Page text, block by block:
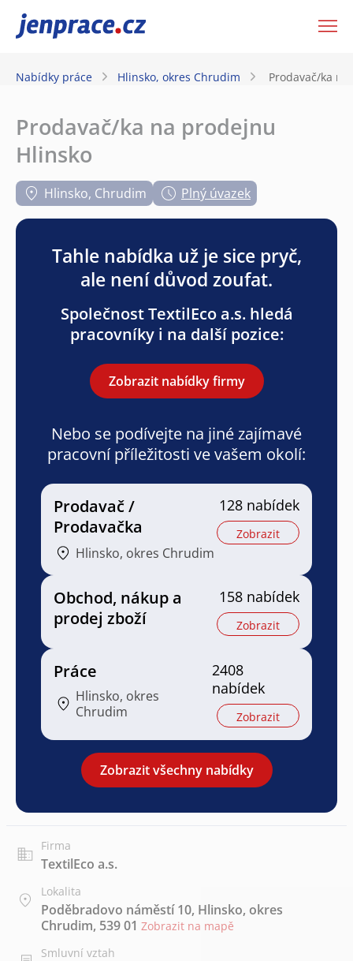
JenPráce.cz
Nabídky práce Hlinsko, okres Chrudim Prodavač/ka
Prodavač/ka na prodejnu
Hlinsko
Hlinsko, Chrudim Plný úvazek
Tahle nabídka už je sice pryč,
ale není důvod zoufat.
Společnost TextilEco a.s. hledá
pracovníky i na další pozice:
Zobrazit nabídky firmy
Nebo se podívejte na jiné zajímavé
pracovní příležitosti ve vašem okolí:
Prodavač /
Prodavačka
Hlinsko, okres Chrudim
128 nabídek
Zobrazit
Obchod, nákup a
prodej zboží
158 nabídek
Zobrazit
Práce
Hlinsko, okres
Chrudim
2408
nabídek
Zobrazit
Zobrazit všechny nabídky
Firma
TextilEco a.s.
Lokalita
Poděbradovo náměstí 10, Hlinsko, okres
Chrudim, 539 01 Zobrazit na mapě
Smluvní vztah